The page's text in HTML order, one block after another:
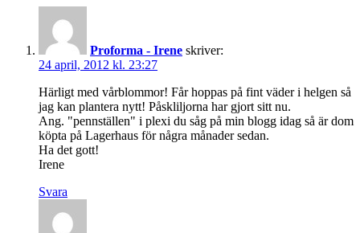
Proforma - Irene skriver:
24 april, 2012 kl. 23:27
Härligt med vårblommor! Får hoppas på fint väder i helgen så
jag kan plantera nytt! Påskliljorna har gjort sitt nu.
Ang. "pennställen" i plexi du såg på min blogg idag så är dom
köpta på Lagerhaus för några månader sedan.
Ha det gott!
Irene
Svara